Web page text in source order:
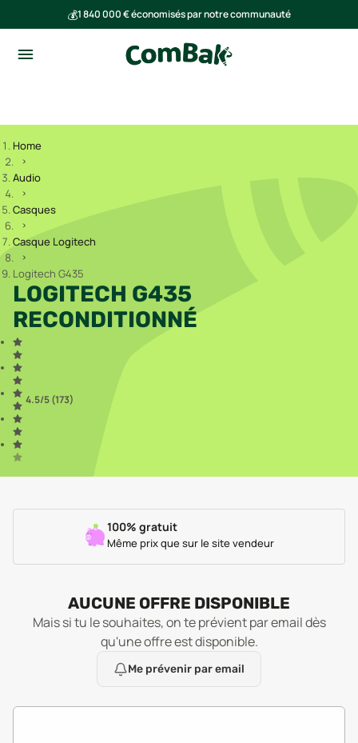
💰1 840 000 € économisés par notre communauté
Home
Audio
Casques
Casque Logitech
Logitech G435
LOGITECH G435
RECONDITIONNÉ
4.5/5 (173)
100% gratuit
Même prix que sur le site vendeur
AUCUNE OFFRE DISPONIBLE
Mais si tu le souhaites, on te prévient par email dès
qu'une offre est disponible.
Me prévenir par email